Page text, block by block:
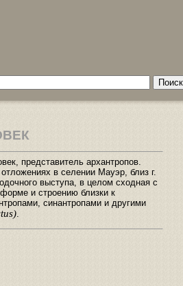
представитель архантропов.
в селении Мауэр, близ г.
выступа, в целом сходная с
и строению близки к
синантропами и другими